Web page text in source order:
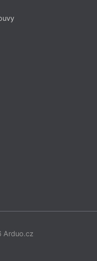
Arduo.cz